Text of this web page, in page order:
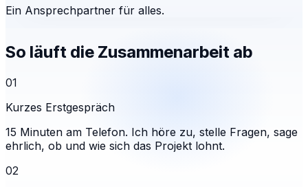
Ein Ansprechpartner für alles.
So läuft die Zusammenarbeit ab
01
Kurzes Erstgespräch
15 Minuten am Telefon. Ich höre zu, stelle Fragen, sage
ehrlich, ob und wie sich das Projekt lohnt.
02